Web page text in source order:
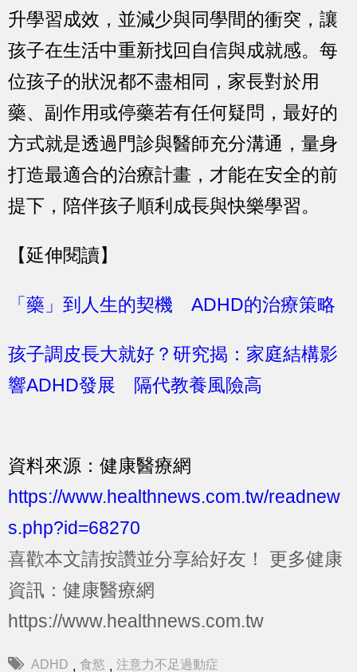
升學習成效，並減少與同學間的衝突，讓
孩子在生活中重新找回自信與成就感。每
位孩子的狀況都不盡相同，家長對於用
藥、副作用或停藥若有任何疑問，最好的
方式就是透過門診與醫師充分溝通，量身
打造最適合的治療計畫，才能在安全的前
提下，陪伴孩子順利成長與快樂學習。
【延伸閱讀】
「藥」到人生的契機 ADHD的治療策略
孩子調皮長大就好？研究揭：家庭結構影
響ADHD發展 隔代教養風險高
資料來源：健康醫療網
https://www.healthnews.com.tw/readnew
s.php?id=68270
喜歡本文請按讚並分享給好友！
更多健康
資訊：健康醫療網
https://www.healthnews.com.tw
ADHD , 食慾 , 注意力不足過動症